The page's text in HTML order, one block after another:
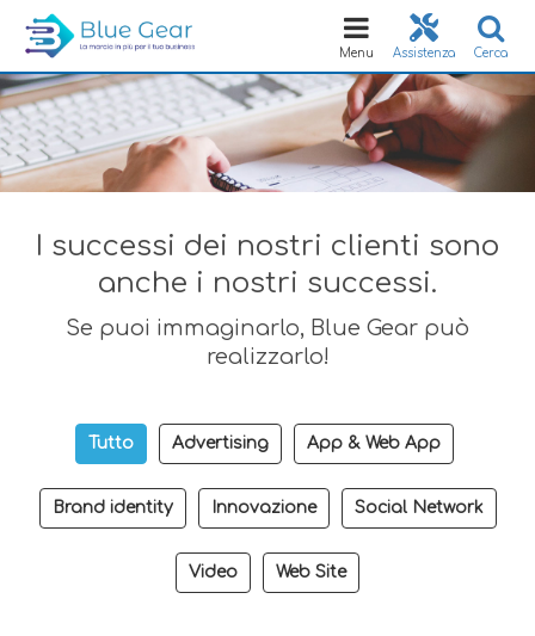
Cerca
Assistenza
Toggle
navigation
Menu
I successi dei nostri clienti sono
anche i nostri successi.
Se puoi immaginarlo, Blue Gear può
realizzarlo!
Tutto Advertising App & Web App
Brand identity Innovazione Social Network
Video Web Site